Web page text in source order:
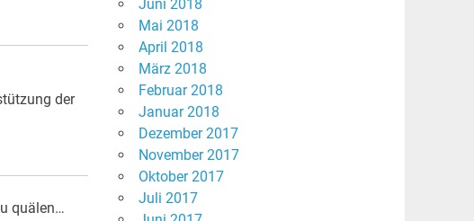
der
quälen…
Juni 2018
Mai 2018
April 2018
März 2018
Februar 2018
Januar 2018
Dezember 2017
November 2017
Oktober 2017
Juli 2017